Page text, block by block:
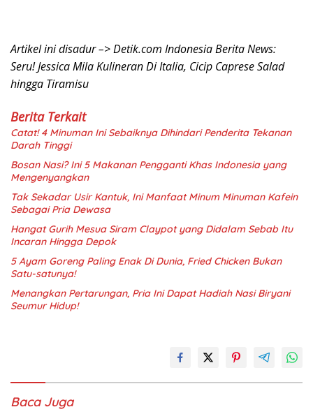
Artikel ini disadur –> Detik.com Indonesia Berita News:
Seru! Jessica Mila Kulineran Di Italia, Cicip Caprese Salad
hingga Tiramisu
Berita Terkait
Catat! 4 Minuman Ini Sebaiknya Dihindari Penderita Tekanan
Darah Tinggi
Bosan Nasi? Ini 5 Makanan Pengganti Khas Indonesia yang
Mengenyangkan
Tak Sekadar Usir Kantuk, Ini Manfaat Minum Minuman Kafein
Sebagai Pria Dewasa
Hangat Gurih Mesua Siram Claypot yang Didalam Sebab Itu
Incaran Hingga Depok
5 Ayam Goreng Paling Enak Di Dunia, Fried Chicken Bukan
Satu-satunya!
Menangkan Pertarungan, Pria Ini Dapat Hadiah Nasi Biryani
Seumur Hidup!
Baca Juga